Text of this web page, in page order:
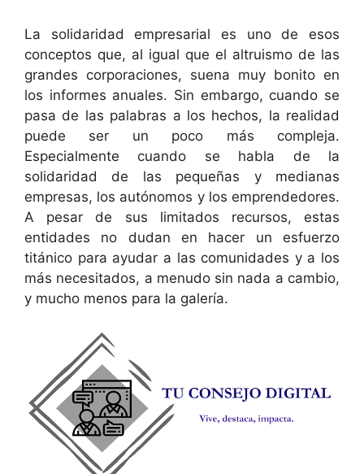
La solidaridad empresarial es uno de esos
conceptos que, al igual que el altruismo de las
grandes corporaciones, suena muy bonito en
los informes anuales. Sin embargo, cuando se
pasa de las palabras a los hechos, la realidad
puede ser un poco más compleja.
Especialmente cuando se habla de la
solidaridad de las pequeñas y medianas
empresas, los autónomos y los emprendedores.
A pesar de sus limitados recursos, estas
entidades no dudan en hacer un esfuerzo
titánico para ayudar a las comunidades y a los
más necesitados, a menudo sin nada a cambio,
y mucho menos para la galería.